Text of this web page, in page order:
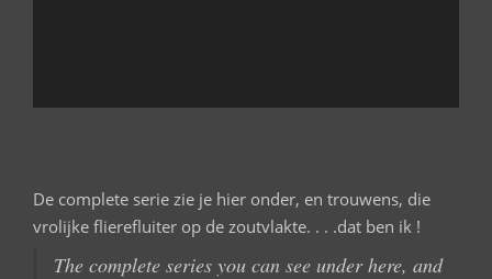
De complete serie zie je hier onder, en trouwens, die
vrolijke flierefluiter op de zoutvlakte. . . .dat ben ik !
The complete series you can see under here,and